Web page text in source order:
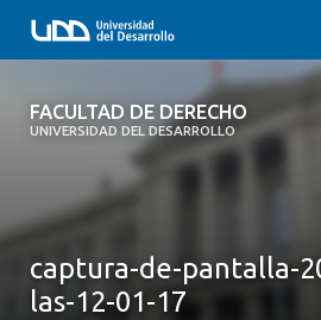
FACULTAD DE DERECHO
UNIVERSIDAD DEL DESARROLLO
FACULTAD DE DERECHO
SOBRE LA FACULTAD
CARRERAS
captura-de-pantalla-
las-12-01-17